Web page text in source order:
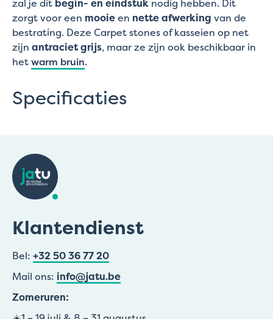
zal je dit begin- en eindstuk nodig hebben. Dit
zorgt voor een mooieen nette afwerking van de
bestrating. Deze Carpet stones of kasseien op net
zijn antraciet grijs, maar ze zijn ook beschikbaar in
hetwarm bruin.
Specificaties
Klantendienst
Bel: +32 50 36 77 20
Mail ons: info@jatu.be
Zomeruren: